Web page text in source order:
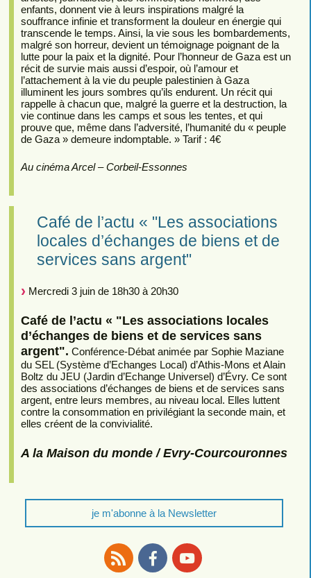
enfants, donnent vie à leurs inspirations malgré la
souffrance infinie et transforment la douleur en énergie qui
transcende le temps. Ainsi, la vie sous les bombardements,
malgré son horreur, devient un témoignage poignant de la
lutte pour la paix et la dignité. Pour l’honneur de Gaza est un
récit de survie mais aussi d’espoir, où l’amour et
l’attachement à la vie du peuple palestinien à Gaza
illuminent les jours sombres qu’ils endurent. Un récit qui
rappelle à chacun que, malgré la guerre et la destruction, la
vie continue dans les camps et sous les tentes, et qui
prouve que, même dans l’adversité, l’humanité du « peuple
de Gaza » demeure indomptable. » Tarif : 4€
Au cinéma Arcel – Corbeil-Essonnes
Café de l’actu « "Les associations
locales d’échanges de biens et de
services sans argent"
Mercredi 3 juin de 18h30 à 20h30
Café de l’actu « "Les associations locales
d’échanges de biens et de services sans
argent". Conférence-Débat animée par Sophie Maziane
du SEL (Système d’Echanges Local) d’Athis-Mons et Alain
Boltz du JEU (Jardin d’Echange Universel) d’Évry. Ce sont
des associations d’échanges de biens et de services sans
argent, entre leurs membres, au niveau local. Elles luttent
contre la consommation en privilégiant la seconde main, et
elles créent de la convivialité.
A la Maison du monde / Evry-Courcouronnes
je m'abonne à la Newsletter